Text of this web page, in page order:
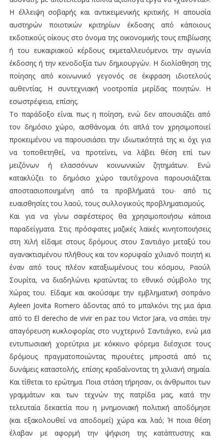
Η έλλειψη σοβαρής και αντικειμενικής κριτικής. Η απουσία
αυστηρών ποιοτικών κριτηρίων έκδοσης από κάποιους
εκδοτικούς οίκους στο όνομα της οικονομικής τους επιβίωσης
ή του ευκαιριακού κέρδους εκμεταλλευόμενοι την αγωνία
έκδοσης ή την κενοδοξία των δημιουργών. Η διολίσθηση της
ποίησης από κοινωνικό γεγονός σε έκφραση ιδιοτελούς
αυθεντίας. Η συντεχνιακή νοοτροπία μερίδας ποιητών. Η
εσωστρέφεια, επίσης.
Το παράδοξο είναι πως η ποίηση, ενώ δεν απουσιάζει από
τον δημόσιο χώρο, αισθάνομαι ότι απλά τον χρησιμοποιεί
προκειμένου να παρουσιάσει την ιδιωτικότητά της κι όχι για
να τοποθετηθεί, να προτείνει, να λάβει θέση επί των
μειζόνων ή ελασσόνων κοινωνικών ζητημάτων. Ενώ
κατακλύζει το δημόσιο χώρο ταυτόχρονα παρουσιάζεται
αποστασιοποιημένη από τα προβλήματά του∙ από τις
ευαισθησίες του λαού, τους συλλογικούς προβληματισμούς.
Και για να γίνω σαφέστερος θα χρησιμοποιήσω κάποια
παραδείγματα. Στις πρόσφατες μαζικές λαϊκές κινητοποιήσεις
στη Χιλή είδαμε στους δρόμους στου Σαντιάγο μεταξύ του
αγανακτισμένου πλήθους και τον κορυφαίο χιλιανό ποιητή κι
έναν από τους πλέον καταξιωμένους του κόσμου, Ραούλ
Σουρίτα, να διαδηλώνει κρατώντας το εθνικό σύμβολο της
Χώρας του. Είδαμε και ακούσαμε την εμβληματική σοπράνο
Ayleen Jovita Romero άδοντας από το μπαλκόνι της μια άρια
από το El derecho de vivir en paz του Victor Jara, να σπάει την
απαγόρευση κυκλοφορίας στο νυχτερινό Σαντιάγκο, ενώ μια
εντυπωσιακή χορεύτρια με κόκκινο φόρεμα διέσχισε τους
δρόμους πραγματοποιώντας πιρουέτες μπροστά από τις
δυνάμεις καταστολής, επίσης κραδαίνοντας τη χιλιανή σημαία.
Και τίθεται το ερώτημα. Ποια στάση τήρησαν, οι άνθρωποι των
γραμμάτων και των τεχνών της πατρίδα μας, κατά την
τελευταία δεκαετία που η μνημονιακή πολιτική αποδόμησε
(και εξακολουθεί να αποδομεί) χώρα και λαό; Ή ποια θέση
έλαβαν με αφορμή την ψήφιση της κατάπτυστης και